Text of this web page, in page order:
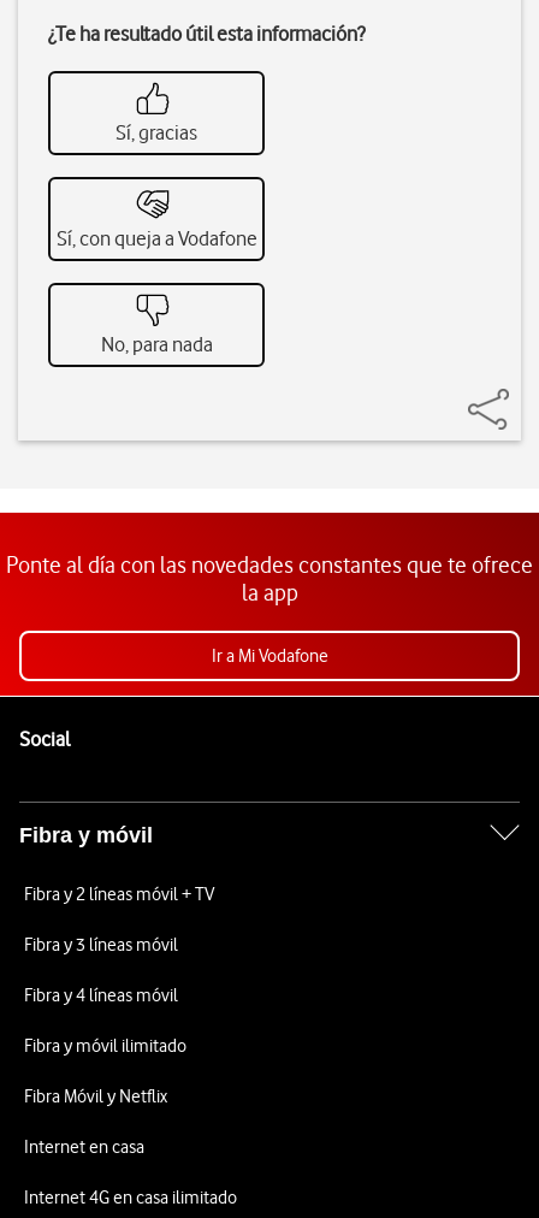
¿Te ha resultado útil esta información?
Sí, gracias
Sí, con queja a Vodafone
No, para nada
Ponte al día con las novedades constantes que te ofrece
la app
Ir a Mi Vodafone
SocialEnlaces a las redes sociales de Vodafone
Fibra y móvil
Fibra y 2 líneas móvil + TV
Fibra y 3 líneas móvil
Fibra y 4 líneas móvil
Fibra y móvil ilimitado
Fibra Móvil y Netflix
Internet en casa
Internet 4G en casa ilimitado